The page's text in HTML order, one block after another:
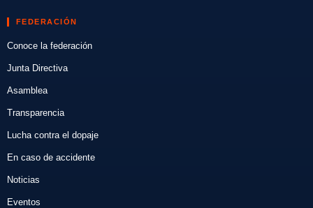
FEDERACIÓN
Conoce la federación
Junta Directiva
Asamblea
Transparencia
Lucha contra el dopaje
En caso de accidente
Noticias
Eventos